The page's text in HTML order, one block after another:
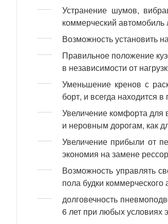
Устранение шумов,
коммерческий автомобиль
Возможность установить
Правильное положение
в независимости от
Уменьшение кренов с
борт, и всегда находится
Увеличение комфорта для
и неровным дорогам, как
Увеличение прибыли от
экономия на замене
Возможность управлять
пола будки
долговечность
6 лет при любых условиях